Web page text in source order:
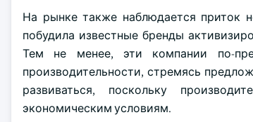
На рынке также наблюдается приток
побудила известные бренды
Тем не менее, эти компании по-
производительности, стремясь
развиваться, поскольку
экономическим условиям.